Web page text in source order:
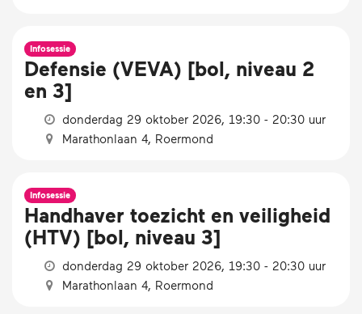
Infosessie
Defensie (VEVA) [bol, niveau 2
en 3]
donderdag 29 oktober 2026, 19:30 - 20:30 uur
Marathonlaan 4, Roermond
Infosessie
Handhaver toezicht en veiligheid
(HTV) [bol, niveau 3]
donderdag 29 oktober 2026, 19:30 - 20:30 uur
Marathonlaan 4, Roermond